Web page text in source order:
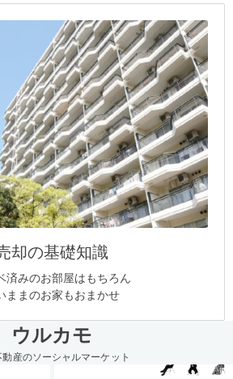
却の基礎知識
済みのお部屋はもちろん
ままのお家もおまかせ
ウルカモ
動産のソーシャルマーケット